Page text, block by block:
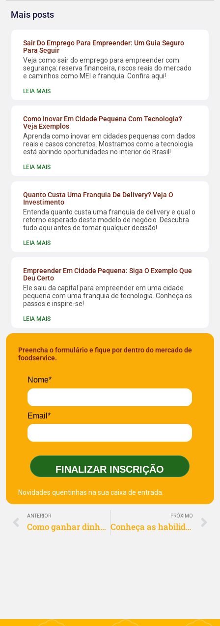
Mais posts
Sair Do Emprego Para Empreender: Um Guia Seguro
Para Seguir
Veja como sair do emprego para empreender com
segurança: reserva financeira, riscos reais do mercado
e caminhos como MEI e franquia. Confira aqui!
LEIA MAIS
Como Inovar Em Cidade Pequena Com Tecnologia?
Veja Exemplos
Aprenda como inovar em cidades pequenas com dados
reais e casos concretos. Mostramos como a tecnologia
está abrindo oportunidades no interior do Brasil!
LEIA MAIS
Quanto Custa Uma Franquia De Delivery? Veja O
Investimento
Entenda quanto custa uma franquia de delivery e qual o
retorno esperado deste modelo de negócio. Descubra
tudo aqui antes de tomar qualquer decisão!
LEIA MAIS
Empreender Em Cidade Pequena: Siga O Exemplo Que
Deu Certo
Ele saiu da capital para empreender em uma cidade
pequena com uma franquia de tecnologia. Conheça os
passos e inspire-se!
LEIA MAIS
Preencha o formulário e fique por dentro do mercado de
foodservice.
Nome*
Email*
FINALIZAR INSCRIÇÃO
Novidades quentinhas na sua caixa de entrada.
ANTERIOR
Como ganhar dinheiro sem sair de casa? 8 ideias para apostar
PRÓXIMO
Conheça as habilidades do franqueado de alto rendimento